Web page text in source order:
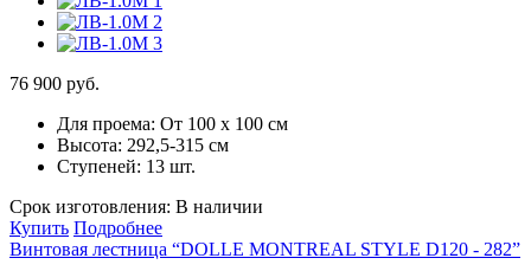
76 900 руб.
Для проема: От 100 х 100 см
Высота: 292,5-315 см
Ступеней: 13 шт.
Срок изготовления: В наличии
Купить Подробнее
Винтовая лестница “DOLLE MONTREAL STYLE D120 - 282”